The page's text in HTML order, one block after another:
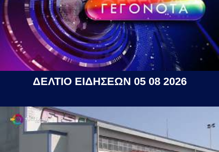
ΔΕΛΤΙΟ ΕΙΔΗΣΕΩΝ 05 08 2026